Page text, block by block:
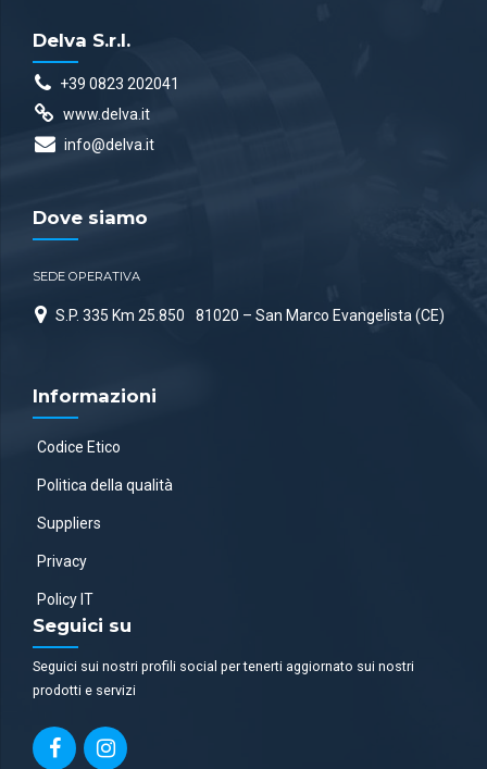
Delva S.r.l.
+39 0823 202041
www.delva.it
info@delva.it
Dove siamo
SEDE OPERATIVA
S.P. 335 Km 25.850 81020 – San Marco Evangelista (CE)
Informazioni
Codice Etico
Politica della qualità
Suppliers
Privacy
Policy IT
Seguici su
Seguici sui nostri profili social per tenerti aggiornato sui nostri
prodotti e servizi